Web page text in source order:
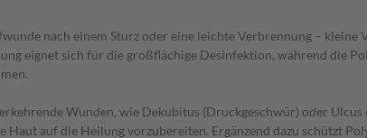
nach einem Sturz oder eine leichte Verbrennung –
eignet sich für die großflächige Desinfektion, während die
Wunden, wie Dekubitus (Druckgeschwür) oder
auf die Heilung vorzubereiten. Ergänzend dazu schützt